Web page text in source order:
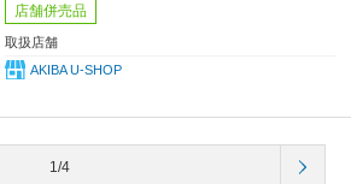
店舗併売品
取扱店舗
AKIBA U-SHOP
1/4